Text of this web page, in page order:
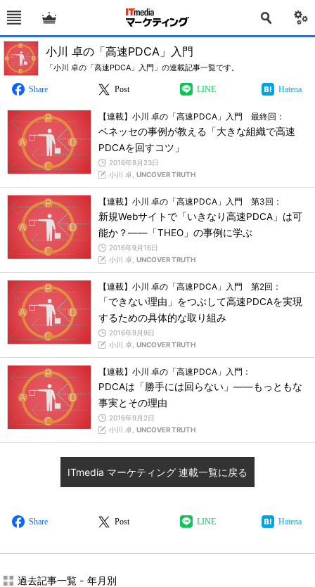
小川 卓の「高速PDCA」入門
「小川 卓の「高速PDCA」入門」の連載記事一覧です。
Share Post LINE Hatena
【連載】小川 卓の「高速PDCA」入門 最終回：
ベネッセの事例が教える「大きな組織で高速
PDCAを回すコツ」
2016年9月23日
小川 卓, UNCOVER TRUTH
【連載】小川 卓の「高速PDCA」入門 第3回：
新規Webサイトで「いきなり高速PDCA」は可
能か？――「THEO」の事例に学ぶ
2016年9月16日
小川 卓, UNCOVER TRUTH
【連載】小川 卓の「高速PDCA」入門 第2回：
「できない理由」をつぶして高速PDCAを実現
するための具体的な取り組み
2016年9月9日
小川 卓, UNCOVER TRUTH
【連載】小川 卓の「高速PDCA」入門：
PDCAは「勝手には回らない」――もっともな
事実とその理由
2016年9月2日
小川 卓, UNCOVER TRUTH
ITmedia マーケティング 連載一覧に戻る
Share Post LINE Hatena
過去記事一覧 - 年月別